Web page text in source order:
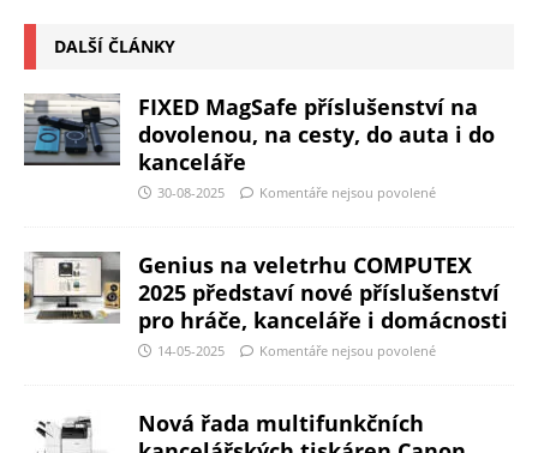
DALŠÍ ČLÁNKY
FIXED MagSafe příslušenství na
dovolenou, na cesty, do auta i do
kanceláře
30-08-2025 Komentáře nejsou povolené
Genius na veletrhu COMPUTEX
2025 představí nové příslušenství
pro hráče, kanceláře i domácnosti
14-05-2025 Komentáře nejsou povolené
Nová řada multifunkčních